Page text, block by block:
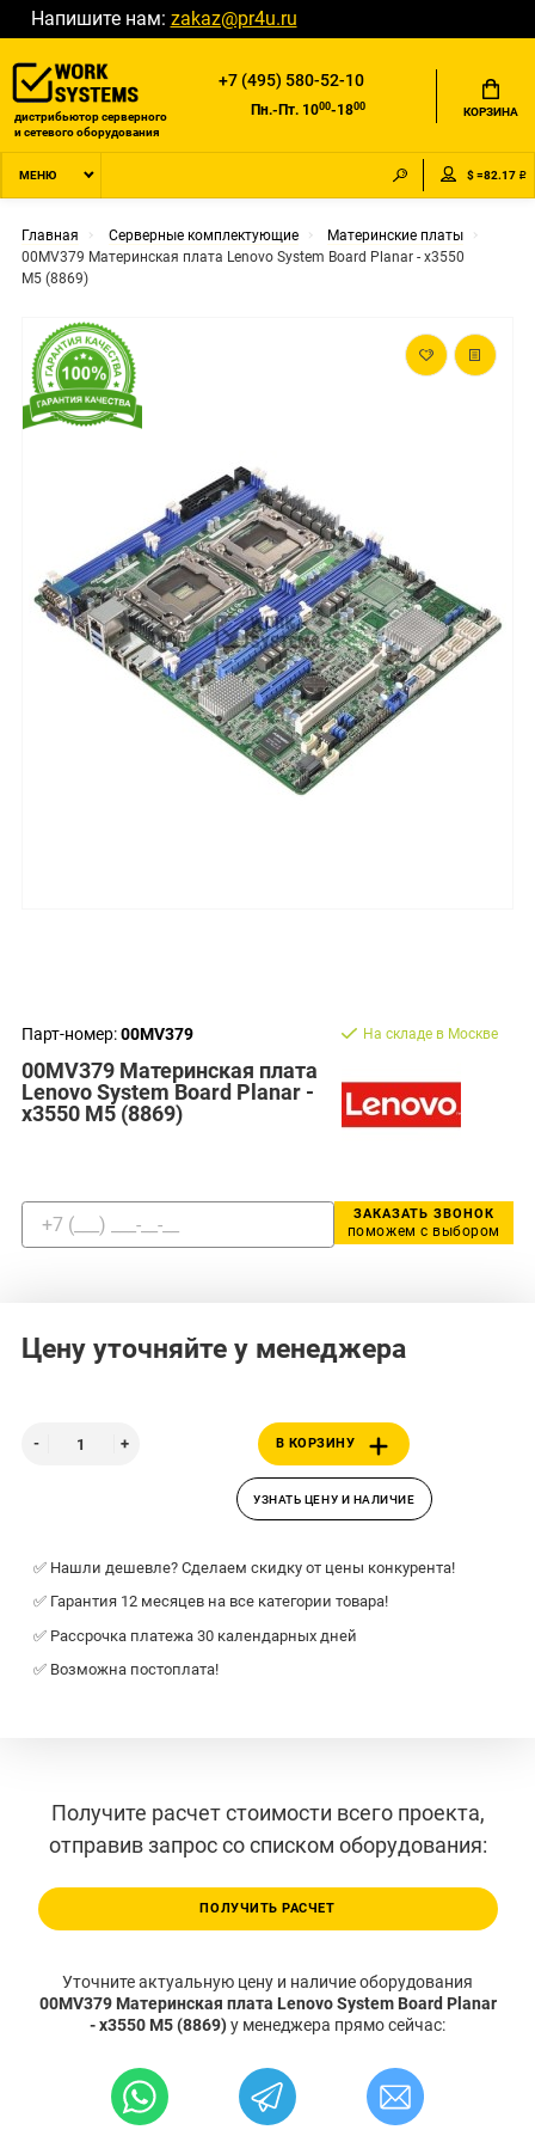
Напишите нам: zakaz@pr4u.ru
дистрибьютор серверного
и сетевого оборудования
+7 (495) 580-52-10
Пн.-Пт. 1000-1800 КОРЗИНА
МЕНЮ $ =82.17 ₽
Главная Серверные комплектующие
Материнские платы
00MV379 Материнская плата Lenovo System Board Planar - x3550
M5 (8869)
Парт-номер:00MV379
00MV379 Материнская плата
Lenovo System Board Planar -
x3550 M5 (8869)
На складе в Москве
ЗАКАЗАТЬ ЗВОНОК
поможем с выбором
Цену уточняйте у менеджера
В КОРЗИНУ
УЗНАТЬ ЦЕНУ И НАЛИЧИЕ
✅ Нашли дешевле? Сделаем скидку от цены конкурента!
✅ Гарантия 12 месяцев на все категории товара!
✅ Рассрочка платежа 30 календарных дней
✅ Возможна постоплата!
Получите расчет стоимости всего проекта,
отправив запрос со списком оборудования:
ПОЛУЧИТЬ РАСЧЕТ
Уточните актуальную цену и наличие оборудования
00MV379 Материнская плата Lenovo System Board Planar
- x3550 M5 (8869)у менеджера прямо сейчас: